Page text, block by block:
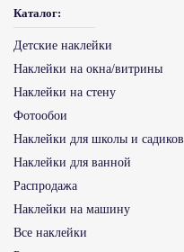
Каталог:
Детские наклейки
Наклейки на окна/витрины
Наклейки на стену
Фотообои
Наклейки для школы и садиков
Наклейки для ванной
Распродажа
Наклейки на машину
Все наклейки